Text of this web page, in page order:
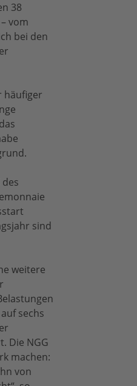
38
vom
bei den
häufiger
sind
weitere
sechs
Die NGG
machen:
von